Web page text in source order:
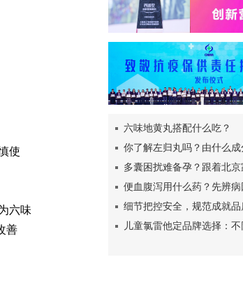
使
六味
善
六味地黄丸搭配什么吃？